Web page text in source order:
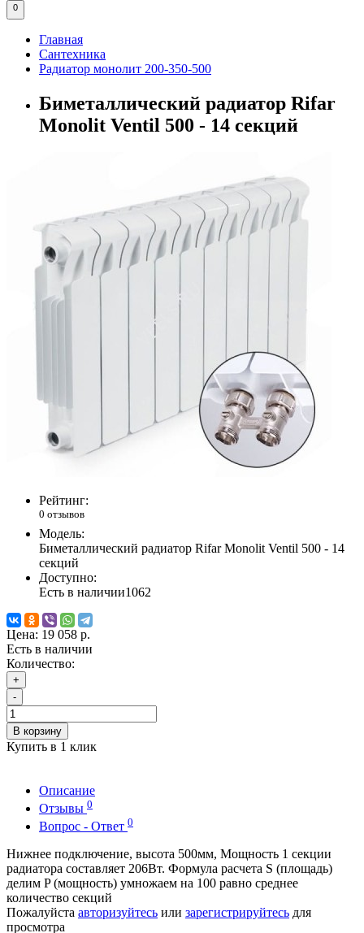
0
Главная
Сантехника
Радиатор монолит 200-350-500
Биметаллический радиатор Rifar
Monolit Ventil 500 - 14 секций
Рейтинг:
0 отзывов
Модель:
Биметаллический радиатор Rifar Monolit Ventil 500 - 14
секций
Доступно:
Есть в наличии1062
Цена: 19 058 р.
Есть в наличии
Количество:
+
-
В корзину
Купить в 1 клик
Описание
Отзывы 0
Вопрос - Ответ 0
Нижнее подключение, высота 500мм, Мощность 1 секции
радиатора составляет 206Вт. Формула расчета S (площадь)
делим P (мощность) умножаем на 100 равно среднее
количество секций
Пожалуйста авторизуйтесь или зарегистрируйтесь для
просмотра